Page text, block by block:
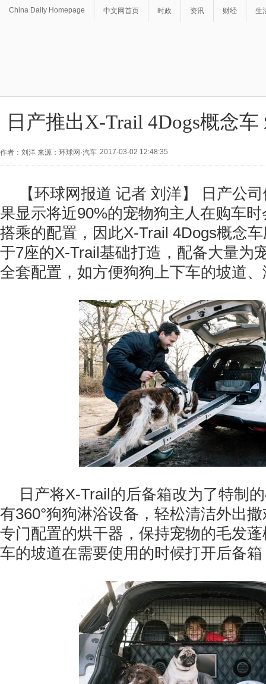
China Daily Homepage 中文网首页 时政 资讯 财经 生
日产推出X-Trail 4Dogs概念
作者：刘洋 来源：环球网·汽车 2017-03-02 12:48:35
【环球网报道 记者 刘洋】 日产公
果显示将近90%的宠物狗主人在购车
搭乘的配置，因此X-Trail 4Dogs概念
于7座的X-Trail基础打造，配备大量为
全套配置，如方便狗狗上下车的坡道
日产将X-Trail的后备箱改为了特制
有360°狗狗淋浴设备，轻松清洁外出
专门配置的烘干器，保持宠物的毛发
车的坡道在需要使用的时候打开后备